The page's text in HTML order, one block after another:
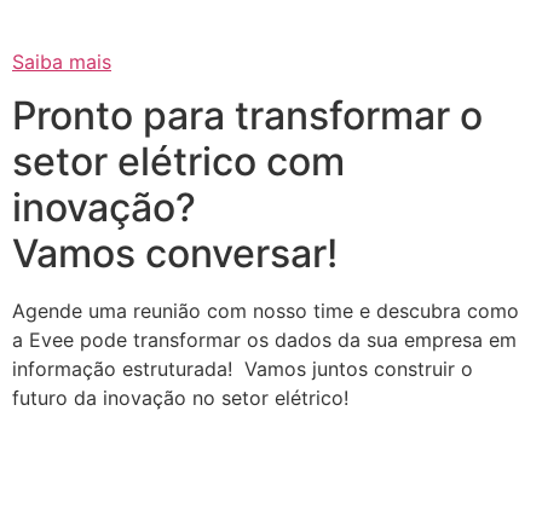
Saiba mais
Pronto para transformar o
setor elétrico com
inovação?
Vamos conversar!
Agende uma reunião com nosso time e descubra como
a Evee pode transformar os dados da sua empresa em
informação estruturada! Vamos juntos construir o
futuro da inovação no setor elétrico!